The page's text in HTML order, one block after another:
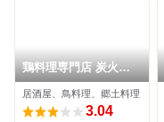
鶏料理専門店 炭火焼
鶏ちゃん
居酒屋、鳥料理、郷土料理
3.04